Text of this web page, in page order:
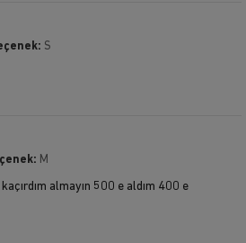
S
M
almayın 500 e aldım 400 e